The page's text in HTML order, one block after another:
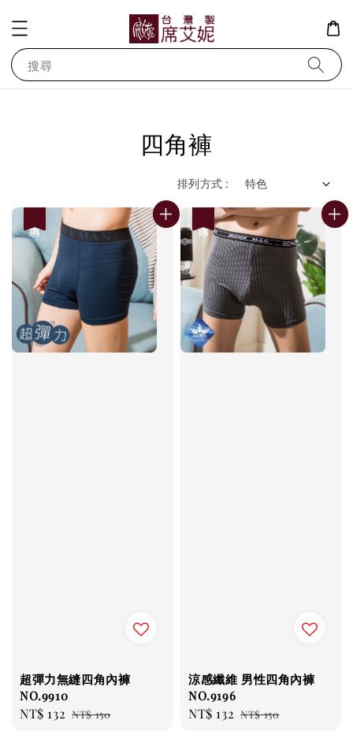
搜尋
四角褲
排列方式 :
超彈力無縫四角內褲
NO.9910
Sale
NT$ 132 Regular
NT$ 150
涼感纖維 男性四角內褲
NO.9196
Sale
NT$ 132 Regular
NT$ 150